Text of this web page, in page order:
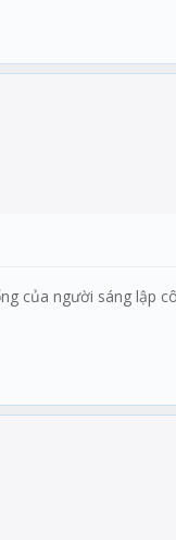
của người sáng lập